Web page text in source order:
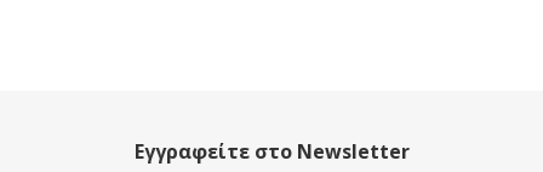
Εγγραφείτε στο Newsletter